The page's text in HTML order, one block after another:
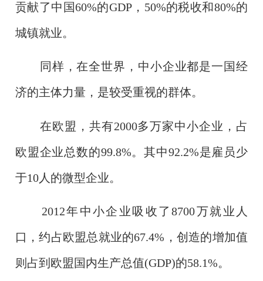
贡献了中国60%的GDP，50%的税收和80%的
城镇就业。
同样，在全世界，中小企业都是一国经
济的主体力量，是较受重视的群体。
在欧盟，共有2000多万家中小企业，占
欧盟企业总数的99.8%。其中92.2%是雇员少
于10人的微型企业。
2012年中小企业吸收了8700万就业人
口，约占欧盟总就业的67.4%，创造的增加值
则占到欧盟国内生产总值(GDP)的58.1%。